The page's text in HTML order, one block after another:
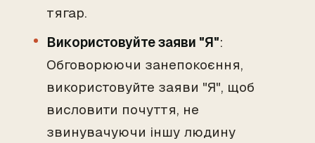
тягар.
Використовуйте заяви "Я":
Обговорюючи занепокоєння,
використовуйте заяви "Я", щоб
висловити почуття, не
звинувачуючи іншу людину